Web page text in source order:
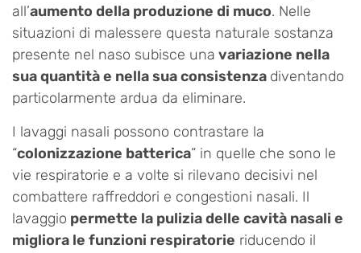
all’aumento della produzione di muco. Nelle
situazioni di malessere questa naturale sostanza
presente nel naso subisce una variazione nella
sua quantità e nella sua consistenza diventando
particolarmente ardua da eliminare.
I lavaggi nasali possono contrastare la
“colonizzazione batterica” in quelle che sono le
vie respiratorie e a volte si rilevano decisivi nel
combattere raffreddori e congestioni nasali. Il
lavaggio permette la pulizia delle cavità nasali e
migliora le funzioni respiratorie riducendo il